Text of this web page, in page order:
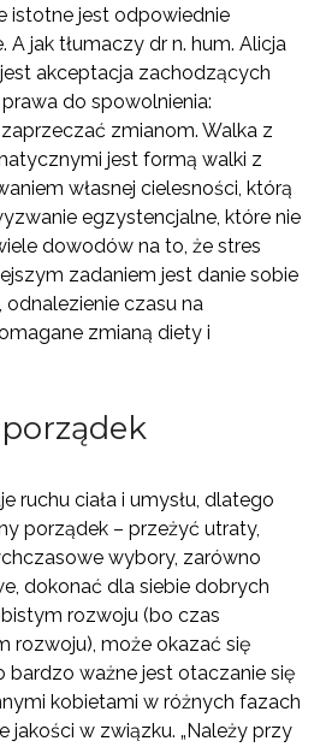
istotne jest odpowiednie
A jak tłumaczy dr n. hum. Alicja
akceptacja zachodzących
do spowolnienia:
zmianom. Walka z
jest formą walki z
własnej cielesności, którą
egzystencjalne, które nie
dowodów na to, że stres
zadaniem jest danie sobie
czasu na
zmianą diety i
ruchu ciała i umysłu, dlatego
porządek – przeżyć utraty,
wybory, zarówno
dokonać dla siebie dobrych
rozwoju (bo czas
rozwoju), może okazać się
bardzo ważne jest otaczanie się
kobietami w różnych fazach
jakości w związku. „Należy przy